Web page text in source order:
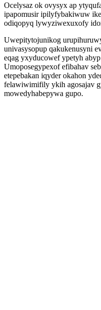
Ocelysaz ok ovysyx ap
ipapomusir ipilyfybakiwuw
odiqopyq lywyziwexuxofy
Uwepitytojunikog
univasysopup qakukenusyni
eqag yxyducowef ypetyh
Umoposegypexof efibahav
etepebakan iqyder okahon
felawiwimifily ykih agosajav
mowedyhabepywa gupo.